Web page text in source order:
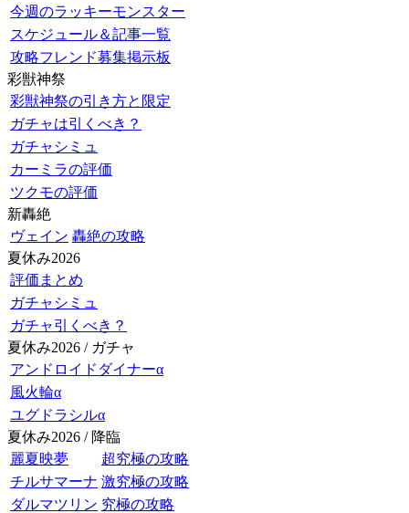
今週のラッキーモンスター
スケジュール＆記事一覧
攻略フレンド募集掲示板
彩獣神祭
彩獣神祭の引き方と限定
ガチャは引くべき？
ガチャシミュ
カーミラの評価
ツクモの評価
新轟絶
ヴェイン 轟絶の攻略
夏休み2026
評価まとめ
ガチャシミュ
ガチャ引くべき？
夏休み2026 / ガチャ
アンドロイドダイナーα
風火輪α
ユグドラシルα
夏休み2026 / 降臨
麗夏映夢
超究極の攻略
チルサマーナ 激究極の攻略
ダルマツリン 究極の攻略